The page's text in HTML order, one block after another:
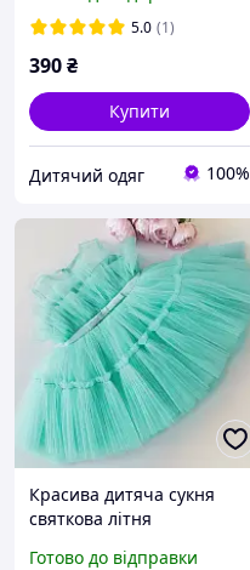
5.0 (1)
390₴
Купити
Дитячий одяг 100%
Красива дитяча сукня
святкова літня
Готово до відправки